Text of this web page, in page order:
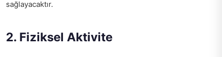
sağlayacaktır.
2. Fiziksel Aktivite